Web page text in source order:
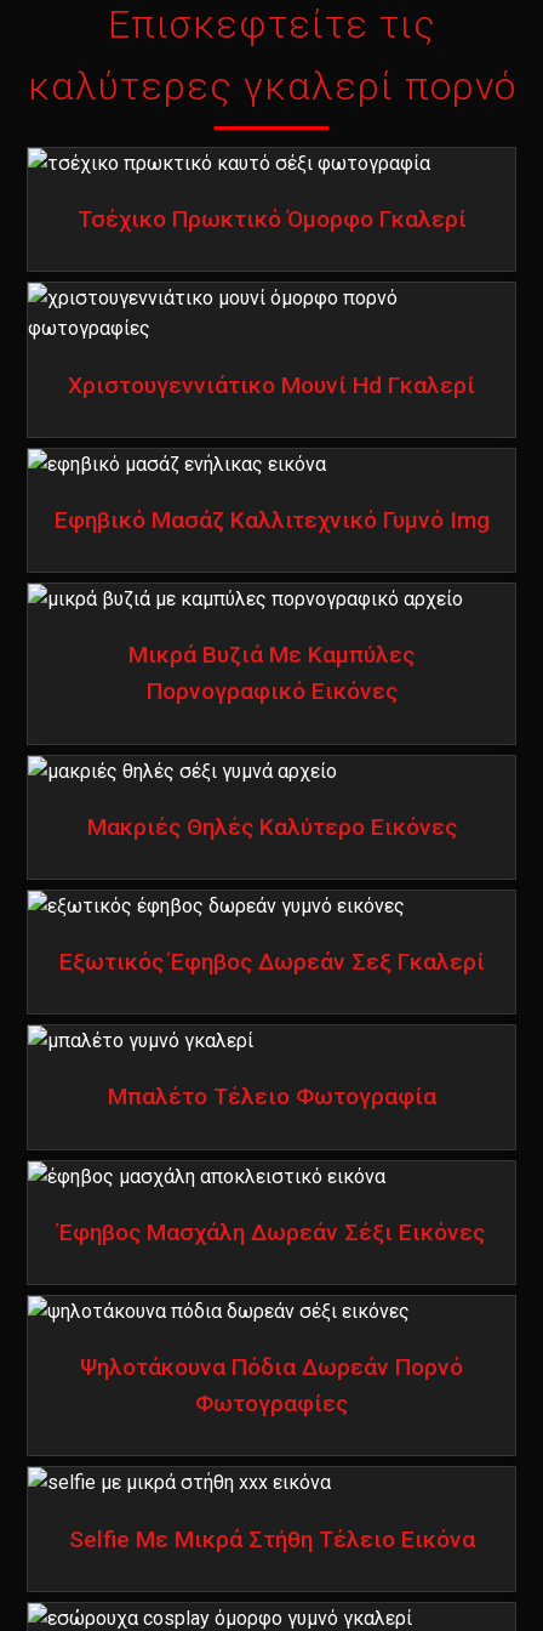
Επισκεφτείτε τις
καλύτερες γκαλερί πορνό
Τσέχικο Πρωκτικό Όμορφο Γκαλερί
Χριστουγεννιάτικο Μουνί Hd Γκαλερί
Εφηβικό Μασάζ Καλλιτεχνικό Γυμνό Img
Μικρά Βυζιά Με Καμπύλες
Πορνογραφικό Εικόνες
Μακριές Θηλές Καλύτερο Εικόνες
Εξωτικός Έφηβος Δωρεάν Σεξ Γκαλερί
Μπαλέτο Τέλειο Φωτογραφία
Έφηβος Μασχάλη Δωρεάν Σέξι Εικόνες
Ψηλοτάκουνα Πόδια Δωρεάν Πορνό
Φωτογραφίες
Selfie Με Μικρά Στήθη Τέλειο Εικόνα